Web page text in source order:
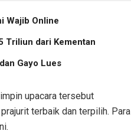
Wajib Online
Triliun dari Kementan
Gayo Lues
upacara tersebut
terbaik dan terpilih. Para